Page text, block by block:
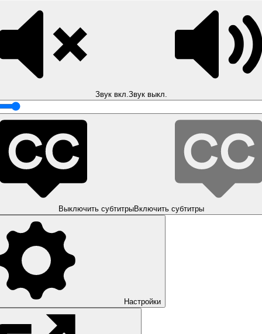
Звук вкл. Звук выкл.
Выключить субтитрыВключить субтитры
Настройки